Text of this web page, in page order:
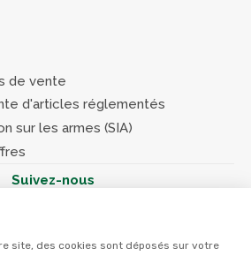
site, des cookies sont déposés sur votre
de vente
d'articles réglementés
sur les armes (SIA)
Suivez-nous